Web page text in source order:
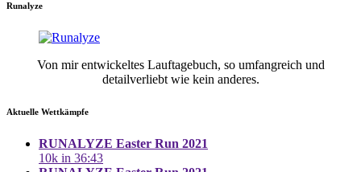
Runalyze
Von mir entwickeltes Lauftagebuch, so umfangreich und
detailverliebt wie kein anderes.
Aktuelle Wettkämpfe
RUNALYZE Easter Run 2021
10k in 36:43